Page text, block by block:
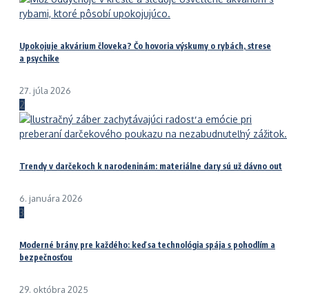
Upokojuje akvárium človeka? Čo hovoria výskumy o rybách, strese
a psychike
27. júla 2026
2
Trendy v darčekoch k narodeninám: materiálne dary sú už dávno out
6. januára 2026
3
Moderné brány pre každého: keď sa technológia spája s pohodlím a
bezpečnosťou
29. októbra 2025